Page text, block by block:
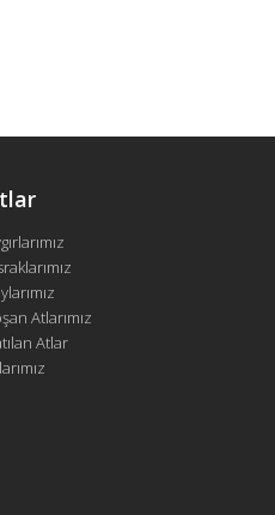
Atlarımız
Atlar